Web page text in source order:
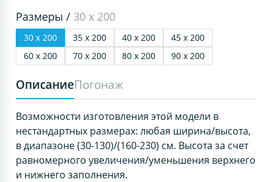
Размеры / 30 х 200
30 х 200 35 х 200 40 х 200
45 х 200
60 х 200
70 х 200 80 х 200 90 х 200
ОписаниеПогонаж
Возможности изготовления этой модели в
нестандартных размерах: любая ширина/высота,
в диапазоне (30-130)/(160-230) см. Высота за счет
равномерного увеличения/уменьшения верхнего
и нижнего заполнения.